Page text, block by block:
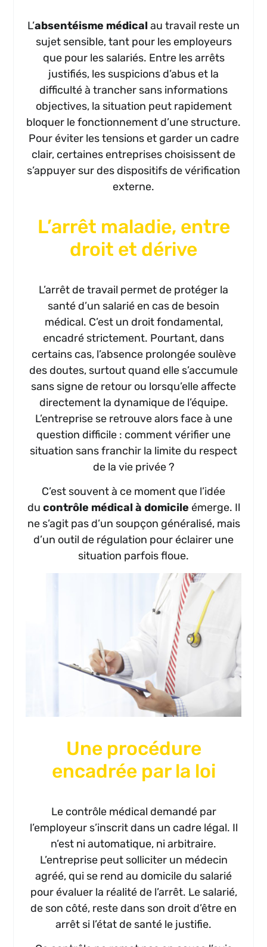
L’absentéisme médical au travail reste un
sujet sensible, tant pour les employeurs
que pour les salariés. Entre les arrêts
justifiés, les suspicions d’abus et la
difficulté à trancher sans informations
objectives, la situation peut rapidement
bloquer le fonctionnement d’une structure.
Pour éviter les tensions et garder un cadre
clair, certaines entreprises choisissent de
s’appuyer sur des dispositifs de vérification
externe.
L’arrêt maladie, entre
droit et dérive
L’arrêt de travail permet de protéger la
santé d’un salarié en cas de besoin
médical. C’est un droit fondamental,
encadré strictement. Pourtant, dans
certains cas, l’absence prolongée soulève
des doutes, surtout quand elle s’accumule
sans signe de retour ou lorsqu’elle affecte
directement la dynamique de l’équipe.
L’entreprise se retrouve alors face à une
question difficile : comment vérifier une
situation sans franchir la limite du respect
de la vie privée ?
C’est souvent à ce moment que l’idée
du contrôle médical à domicile émerge. Il
ne s’agit pas d’un soupçon généralisé, mais
d’un outil de régulation pour éclairer une
situation parfois floue.
Une procédure
encadrée par la loi
Le contrôle médical demandé par
l’employeur s’inscrit dans un cadre légal. Il
n’est ni automatique, ni arbitraire.
L’entreprise peut solliciter un médecin
agréé, qui se rend au domicile du salarié
pour évaluer la réalité de l’arrêt. Le salarié,
de son côté, reste dans son droit d’être en
arrêt si l’état de santé le justifie.